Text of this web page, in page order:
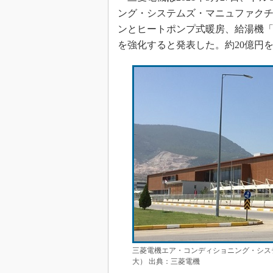
ング・システムズ・マニュファク
ンとヒートポンプ式暖房、給湯機
を強化すると発表した。約20億円
三菱電機エア・コンディショニング・シ
大） 出典：三菱電機